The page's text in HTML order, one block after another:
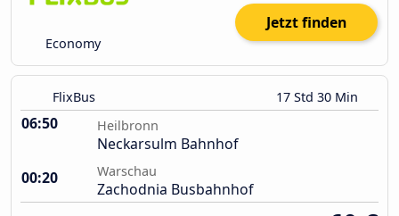
Economy
Jetzt finden
FlixBus 17 Std 30 Min
06:50 Heilbronn
Neckarsulm Bahnhof
00:20
Warschau
Zachodnia Busbahnhof